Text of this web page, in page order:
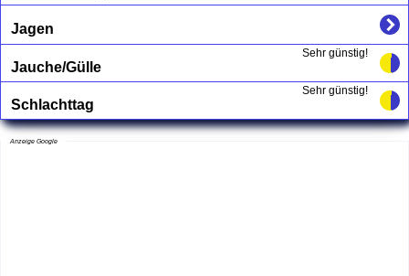
Jagen
Sehr günstig!
Jauche/Gülle
Sehr günstig!
Schlachttag
Anzeige Google